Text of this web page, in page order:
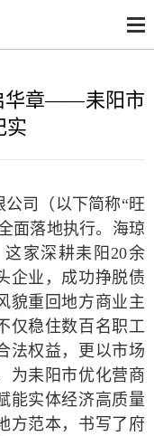
华章——耒阳市
实
司（以下简称“旺
面落地执行。海琼
家深耕耒阳20余
企业，成功挣脱债
貌重回地方商业主
仅稳住数百名职工
法权益，更以市场
为耒阳市优化营商
能实体经济高质量
方范本，书写了府